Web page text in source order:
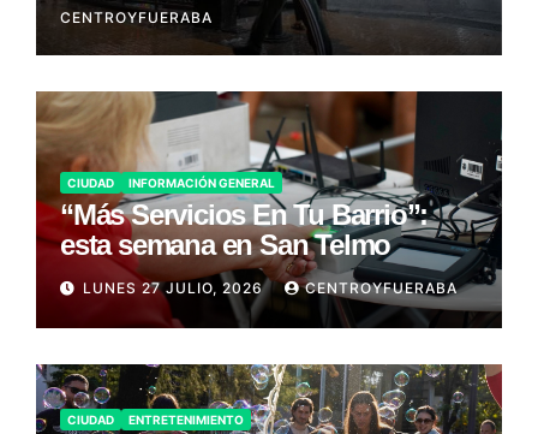
CENTROYFUERABA
CIUDAD INFORMACIÓN GENERAL
“Más Servicios En Tu Barrio”:
esta semana en San Telmo
LUNES 27 JULIO, 2026 CENTROYFUERABA
CIUDAD ENTRETENIMIENTO